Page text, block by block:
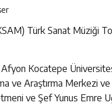
Türk Sanat Müziği
Kocatepe
ve Araştırma Merkezi
ve Şef Yunus Emre